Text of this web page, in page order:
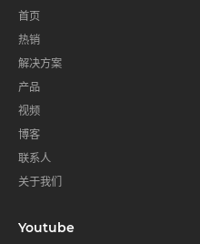
首页
热销
解决方案
产品
视频
博客
联系人
关于我们
Youtube